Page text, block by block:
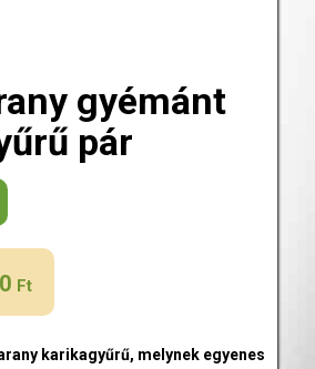
gyémánt
pár
Ft
karikagyűrű, melynek egyenes